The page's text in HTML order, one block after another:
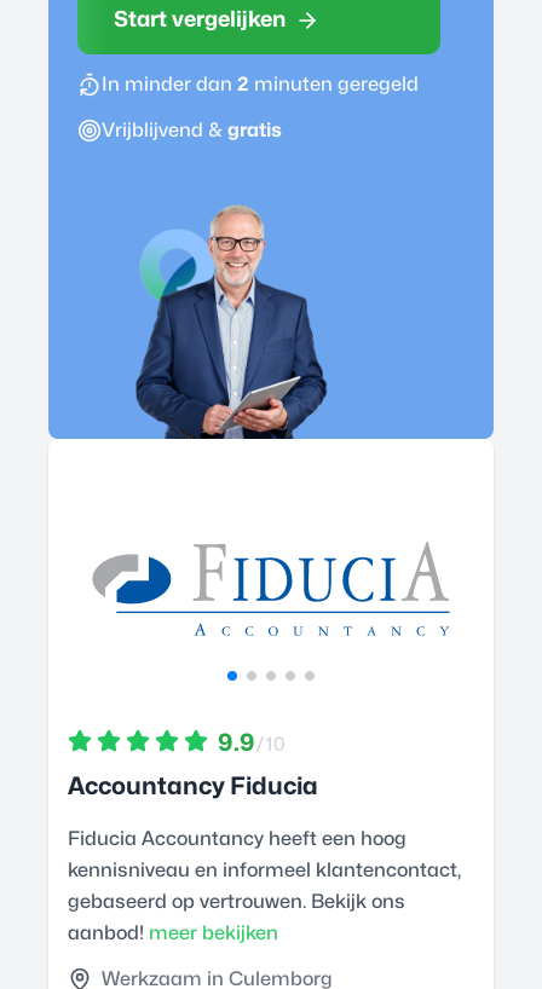
Start vergelijken
In minder dan 2 minuten geregeld
Vrijblijvend & gratis
9.9/10
Accountancy Fiducia
Fiducia Accountancy heeft een hoog
kennisniveau en informeel klantencontact,
gebaseerd op vertrouwen. Bekijk ons
aanbod! meer bekijken
Werkzaam in Culemborg